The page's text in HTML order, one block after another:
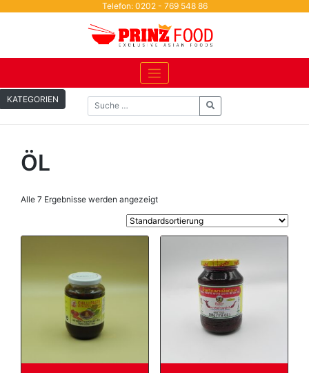
Telefon: 0202 - 769 548 86
KATEGORIEN
ÖL
Alle 7 Ergebnisse werden angezeigt